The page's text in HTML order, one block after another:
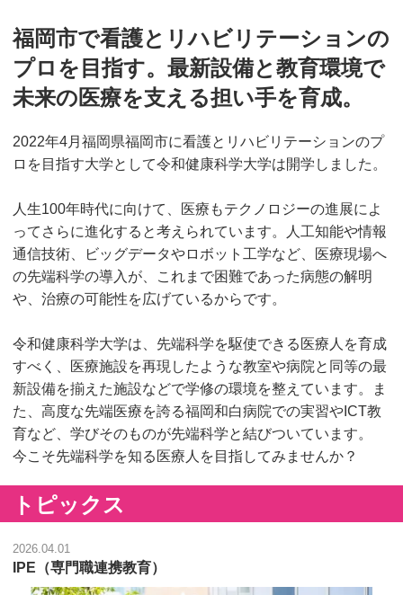
福岡市で看護とリハビリテーションの
プロを目指す。最新設備と教育環境で
未来の医療を支える担い手を育成。
2022年4月福岡県福岡市に看護とリハビリテーションのプ
ロを目指す大学として令和健康科学大学は開学しました。
人生100年時代に向けて、医療もテクノロジーの進展によ
ってさらに進化すると考えられています。人工知能や情報
通信技術、ビッグデータやロボット工学など、医療現場へ
の先端科学の導入が、これまで困難であった病態の解明
や、治療の可能性を広げているからです。
令和健康科学大学は、先端科学を駆使できる医療人を育成
すべく、医療施設を再現したような教室や病院と同等の最
新設備を揃えた施設などで学修の環境を整えています。ま
た、高度な先端医療を誇る福岡和白病院での実習やICT教
育など、学びそのものが先端科学と結びついています。
今こそ先端科学を知る医療人を目指してみませんか？
トピックス
2026.04.01
IPE（専門職連携教育）